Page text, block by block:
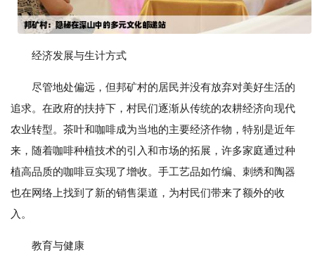
经济发展与生计方式
尽管地处偏远，但邦矿村的居民并没有放弃对美好生活的
追求。在政府的扶持下，村民们逐渐从传统的农耕经济向现代
农业转型。茶叶和咖啡成为当地的主要经济作物，特别是近年
来，随着咖啡种植技术的引入和市场的拓展，许多家庭通过种
植高品质的咖啡豆实现了增收。手工艺品如竹编、刺绣和陶器
也在网络上找到了新的销售渠道，为村民们带来了额外的收
入。
教育与健康